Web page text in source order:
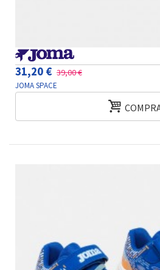
31,20 € 39,00 €
JOMA SPACE